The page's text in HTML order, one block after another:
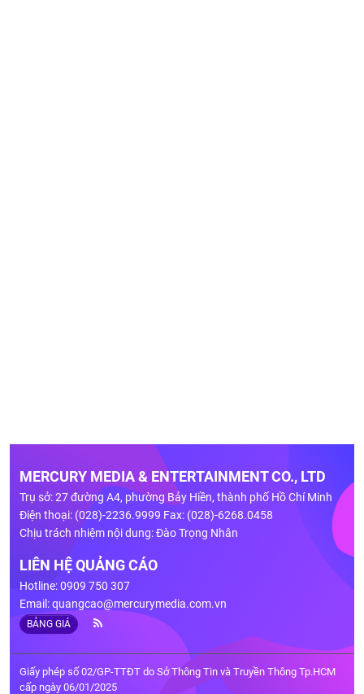
MERCURY MEDIA & ENTERTAINMENT CO., LTD
Trụ sở: 27 đường A4, phường Bảy Hiền, thành phố Hồ Chí Minh
Điện thoại: (028)-2236.9999 Fax: (028)-6268.0458
Chịu trách nhiệm nội dung: Đào Trọng Nhân
LIÊN HỆ QUẢNG CÁO
Hotline: 0909 750 307
Email:quangcao@mercurymedia.com.vn
BẢNG GIÁ
Giấy phép số 02/GP-TTĐT do Sở Thông Tin và Truyền Thông Tp.HCM
cấp ngày 06/01/2025